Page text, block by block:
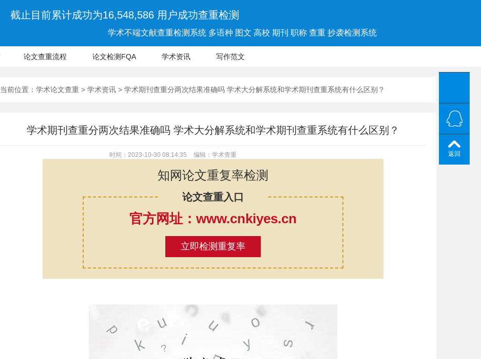
截止目前累计成功为16,548,586 用户成功查重检测
学术不端文献查重检测系统 多语种 图文 高校 期刊 职称 查重 抄袭检测系统
论文查重流程 论文检测FQA 学术资讯 写作范文
当前位置： 学术论文查重 > 学术资讯 > 学术期刊查重分两次结果准确吗 学术大分解系统和学术期刊查重系统有什么区别？
学术期刊查重分两次结果准确吗 学术大分解系统和学术期刊查重系统有什么区别？
时间：2023-10-30 08:14:35 编辑：学术查重
知网论文重复率检测
论文查重入口
官方网址：www.cnkiyes.cn
立即检测重复率
返回